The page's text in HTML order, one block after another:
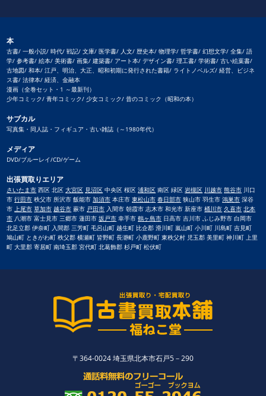
本
古書/ 一般小説/ 時代/ 戦記/ 文庫/ 医学書/ 人文/ 歴史本/ 物理学/ 哲学書/ 幻想文学/ 全集/ 語
学/ 参考書/ 絵本/ 美術書/ 画集/ 建築書/ アート本/ デザイン書/ 理工書/ 学術書/ 古い絵葉書/
古地図/ 和本/ 江戸、明治、大正、昭和初期に発行された書籍/ ライトノベルズ/ 経営、ビジネ
ス書/ 法律本/ 経済、金融本
漫画（全巻セット・1 ～最新刊）
少年コミック/ 青年コミック/ 少女コミック/ 昔のコミック（昭和の本）
サブカル
写真集・同人誌・フィギュア・古い雑誌（～1980年代）
メディア
DVD/ブルーレイ/CD/ゲーム
出張買取りエリア
さいたま市 西区 北区大宮区 見沼区 中央区 桜区浦和区 南区 緑区岩槻区 川越市 熊谷市 川口
市行田市 秩父市 所沢市 飯能市加須市 本庄市東松山市 春日部市 狭山市 羽生市鴻巣市 深谷
市上尾市 草加市 越谷市 蕨市 戸田市 入間市 朝霞市 志木市 和光市 新座市桶川市 久喜市 北本
市 八潮市 富士見市 三郷市 蓮田市坂戸市 幸手市鶴ヶ島市 日高市 吉川市 ふじみ野市 白岡市
北足立郡 伊奈町 入間郡 三芳町 毛呂山町 越生町 比企郡 滑川町 嵐山町 小川町 川島町 吉見町
鳩山町 ときがわ町 秩父郡 横瀬町 皆野町 長瀞町 小鹿野町 東秩父村 児玉郡 美里町 神川町 上里
町 大里郡 寄居町 南埼玉郡 宮代町 北葛飾郡 杉戸町 松伏町
〒364-0024 埼玉県北本市石戸5－290